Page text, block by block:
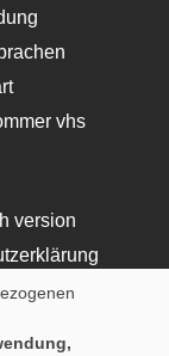
vhs
version